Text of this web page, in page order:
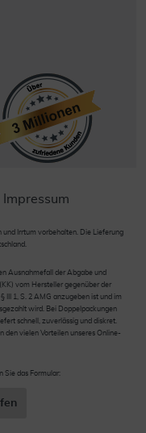
Impressum
und Irrtum vorbehalten. Die Lieferung
Ausnahmefall der Abgabe und
vom Hersteller gegenüber der
III 1, S. 2 AMG anzugeben ist und im
wird. Bei Doppelpackungen
schnell, zuverlässig und diskret.
den vielen Vorteilen unseres Online-
Sie das Formular: